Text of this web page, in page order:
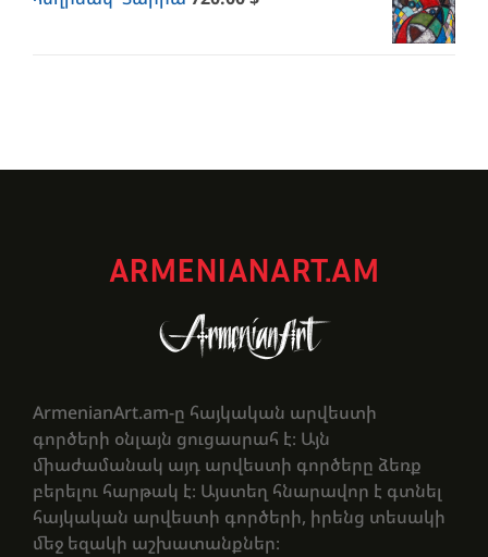
ARMENIANART.AM
ArmenianArt.am-ը հայկական արվեստի
գործերի օնլայն ցուցասրահ է։ Այն
միաժամանակ այդ արվեստի գործերը ձեռք
բերելու հարթակ է։ Այստեղ հնարավոր է գտնել
հայկական արվեստի գործերի, իրենց տեսակի
մեջ եզակի աշխատանքներ։